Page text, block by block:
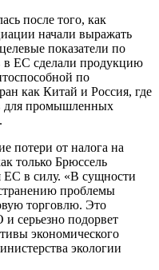
после того, как
начали выражать
показатели по
в ЕС сделали продукцию
по
как Китай и Россия, где
для промышленных
потери от налога на
только Брюссель
ЕС в силу. «В сущности
проблемы
торговлю. Это
серьезно подорвет
экономического
экологии